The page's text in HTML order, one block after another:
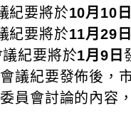
紀要將於10月10
紀要將於11月29
議紀要將於1月9日
議紀要發佈後，
員會討論的內容